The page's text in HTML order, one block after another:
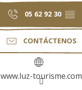
05 62 92 30 ▒▒
CONTÁCTENOS
www.luz-tourisme.com